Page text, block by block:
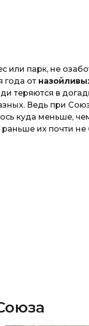
или парк, не
года от
теряются в
Ведь при
куда меньше,
раньше их почти не